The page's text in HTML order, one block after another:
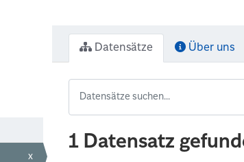
x
Datensätze Über uns
1 Datensatz